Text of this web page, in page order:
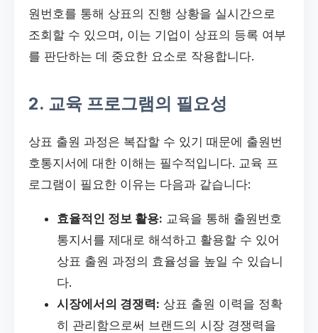
원번호를 통해 상표의 진행 상황을 실시간으로
조회할 수 있으며, 이는 기업이 상표의 등록 여부
를 판단하는 데 중요한 요소로 작용합니다.
2. 교육 프로그램의 필요성
상표 출원 과정은 복잡할 수 있기 때문에 출원번
호통지서에 대한 이해는 필수적입니다. 교육 프
로그램이 필요한 이유는 다음과 같습니다:
효율적인 정보 활용: 교육을 통해 출원번호
통지서를 제대로 해석하고 활용할 수 있어
상표 출원 과정의 효율성을 높일 수 있습니
다.
시장에서의 경쟁력: 상표 출원 이력을 정확
히 관리함으로써 브랜드의 시장 경쟁력을